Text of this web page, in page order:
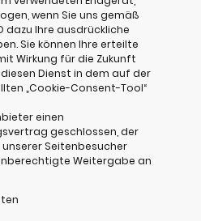
wenn Sie uns gemäß
dazu Ihre ausdrückliche
Sie können Ihre erteilte
Wirkung für die Zukunft
Dienst in dem auf der
„Cookie-Consent-Tool“
einen
geschlossen, der
Seitenbesucher
Weitergabe an